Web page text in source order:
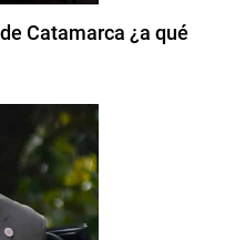
Catamarca ¿a qué